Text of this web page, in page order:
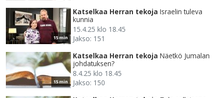
15 min
Katselkaa Herran tekoja Israelin tuleva
kunnia
15.4.25 klo 18.45
Jakso: 151
15 min
Katselkaa Herran tekoja Näetkö Jumalan
johdatuksen?
8.4.25 klo 18.45
Jakso: 150